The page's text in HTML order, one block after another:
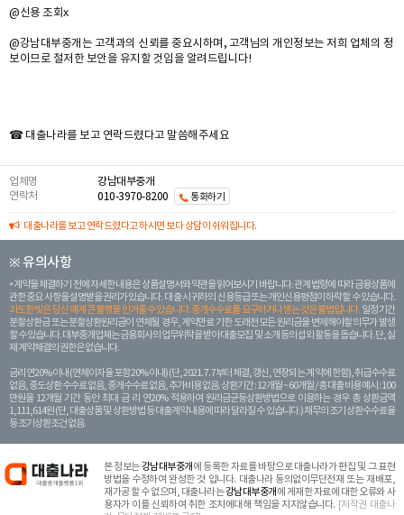
@신용 조회x
@강남대부중개는 고객과의 신뢰를 중요시하며, 고객님의 개인정보는 저희 업체의 정
보이므로 철저한 보안을 유지할 것임을 알려드립니다!
☎ 대출나라를 보고 연락드렸다고 말씀해주세요
업체명
강남대부중개
연락처
010-3970-8200 통화하기
대출나라를 보고 연락드렸다고 하시면 보다 상담이 쉬워집니다.
※ 유의사항
계약을 체결하기 전에 자세한 내용은 상품설명서와 약관을 읽어보시기 바랍니다. 관계 법령에 따라 금융상품에
관한 중요 사항을 설명받을 권리가 있습니다. 대 출 시 귀하의 신용등급 또는 개인신용평점이 하락할 수 있습니다.
과도한 빚은 당신 에게 큰 불행을 안겨줄 수 있습니다. 중개수수료를 요구하거나 받는 것은 불법입니다. 일정 기간
분할상환금 또는 분할상환원리금이 연체될 경우, 계약만료 기한 도래전 모든 원리금을 변제해야할 의무가 발생
할 수 있습니다. 대부중개업체는 금융회사의 업무위탁을 받아 대출모집 및 소개 등의 섭외 활동을 돕습니다. 단, 실
제 계약체결의 권한은 없습니다.
금리 연20% 이내 (연체이자율 포함 20% 이내) (단, 2021. 7. 7부터 체결, 갱신, 연장되는 계 약에 한함), 취급수수료
없음, 중도상환 수수료 없음, 중개수수료 없음, 추가비용 없음. 상환기간 : 12개월 ~ 60개월 / 총 대출 비용 예시 : 100
만원을 12개월 기간 동안 최대 금 리 연20% 적용하여 원리금균등상환방법으로 이용하는 경우 총 상환금액
1,111,614원 (단, 대출상품 및 상환방법 등 대출계약 내용에 따라 달라질 수 있습니다.) 채무의 조기 상환수수료율
등 조기상환조건 없음.
본 정보는강남대부중개 에 등록한 자료를 바탕으로 대출나라가 편집 및 그 표현
방법을 수정하여 완성한 것 입니다. 대출나라 동의없이무단전재 또는 재배포,
재가공 할 수 없으며, 대출나라는강남대부중개 에 게재한 자료에 대한 오류와 사
용자가 이를 신뢰하여 취한 조치에대해 책임을 지지않습니다. [저작권 대출나